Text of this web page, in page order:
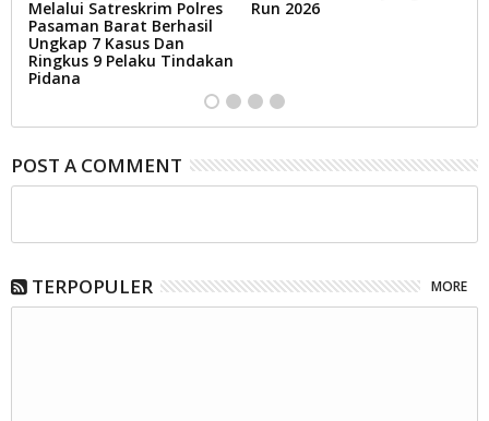
Melalui Satreskrim Polres
Pasaman Barat Berhasil
Ungkap 7 Kasus Dan
Ringkus 9 Pelaku Tindakan
Pidana
Run 2026
POST A COMMENT
TERPOPULER MORE